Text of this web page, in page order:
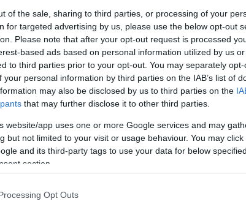
of the sale, sharing to third parties, or processing of your
for targeted advertising by us, please use the below opt-out
Please note that after your opt-out request is processed
based ads based on personal information utilized by us
to third parties prior to your opt-out. You may separately
personal information by third parties on the IAB’s list of
may also be disclosed by us to third parties on the
that may further disclose it to other third parties.
website/app uses one or more Google services and may
but not limited to your visit or usage behaviour. You may
and its third-party tags to use your data for below
section.
Opt Outs
DE LA ALTAGRACIA
para tu bar o